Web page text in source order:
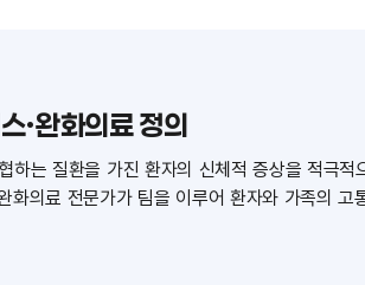
·완화의료 정의
하는 질환을 가진 환자의 신체적 증상을 적극
화의료 전문가가 팀을 이루어 환자와 가족의